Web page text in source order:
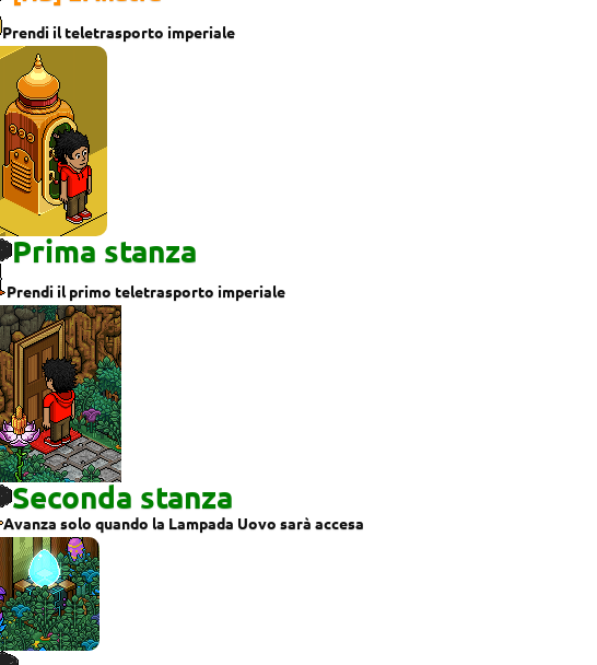
Prendi il teletrasporto imperiale
Prima stanza
Prendi il primo teletrasporto imperiale
Seconda stanza
Avanza solo quando la Lampada Uovo sarà accesa